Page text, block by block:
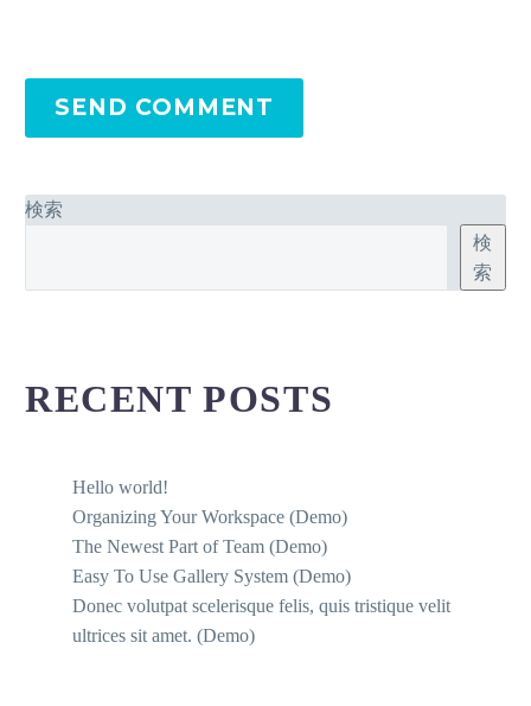
SEND COMMENT
検索
検
索
RECENT POSTS
Hello world!
Organizing Your Workspace (Demo)
The Newest Part of Team (Demo)
Easy To Use Gallery System (Demo)
Donec volutpat scelerisque felis, quis tristique velit
ultrices sit amet. (Demo)